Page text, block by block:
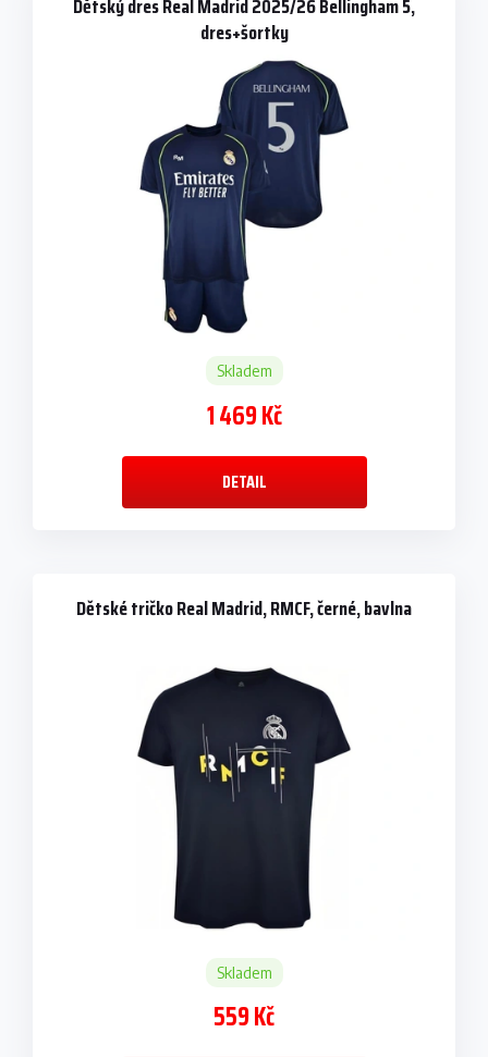
Dětský dres Real Madrid 2025/26 Bellingham 5,
dres+šortky
Skladem
1 469 Kč
DETAIL
Dětské tričko Real Madrid, RMCF, černé, bavlna
Skladem
559 Kč